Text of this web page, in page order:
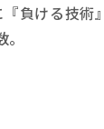
負ける技術